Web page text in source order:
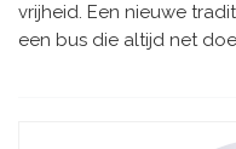
vrijheid. Een nieuwe
een bus die altijd net